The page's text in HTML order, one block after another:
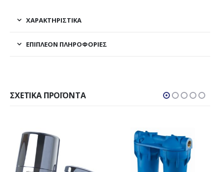
ΧΑΡΑΚΤΗΡΙΣΤΙΚΑ
ΕΠΙΠΛΈΟΝ ΠΛΗΡΟΦΟΡΊΕΣ
ΣΧΕΤΙΚΆ ΠΡΟΪΌΝΤΑ